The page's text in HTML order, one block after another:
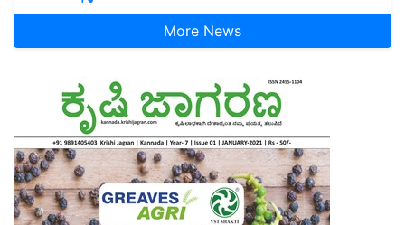
More News